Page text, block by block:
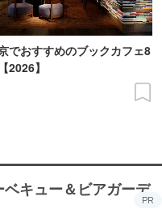
でおすすめのブックカフェ8
2026】
キュー＆ビアガーデ
PR